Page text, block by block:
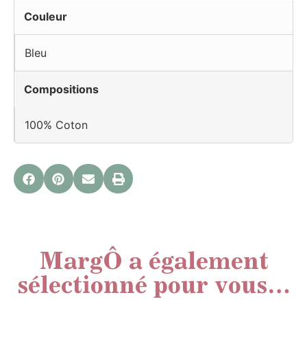
Couleur
Bleu
Compositions
100% Coton
MargÔ a également
sélectionné pour vous…